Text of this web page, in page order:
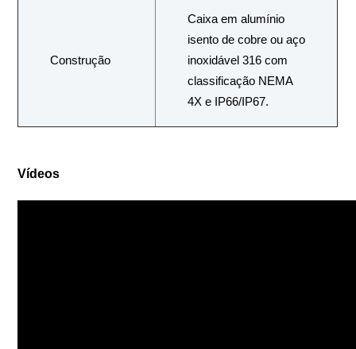
Construção
Caixa em alumínio
isento de cobre ou aço
inoxidável 316 com
classificação NEMA
4X e IP66/IP67.
Vídeos